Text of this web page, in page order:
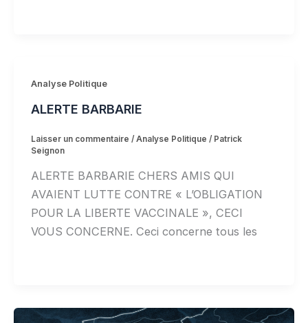
Analyse Politique
ALERTE BARBARIE
Laisser un commentaire / Analyse Politique / Patrick
Seignon
ALERTE BARBARIE CHERS AMIS QUI
AVAIENT LUTTE CONTRE « L’OBLIGATION
POUR LA LIBERTE VACCINALE », CECI
VOUS CONCERNE. Ceci concerne tous les